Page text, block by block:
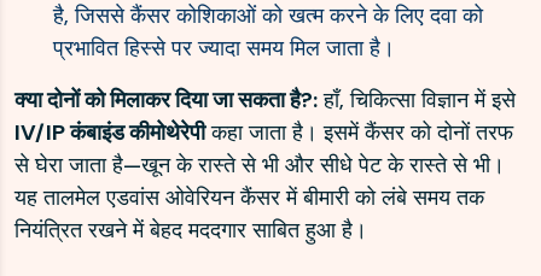
है, जिससे कैंसर कोशिकाओं को खत्म करने के लिए दवा को
प्रभावित हिस्से पर ज्यादा समय मिल जाता है।
क्या दोनों को मिलाकर दिया जा सकता है?:हाँ, चिकित्सा विज्ञान में इसे
IV/IP कंबाइंड कीमोथेरेपीकहा जाता है। इसमें कैंसर को दोनों तरफ
से घेरा जाता है—खून के रास्ते से भी और सीधे पेट के रास्ते से भी।
यह तालमेल एडवांस ओवेरियन कैंसर में बीमारी को लंबे समय तक
नियंत्रित रखने में बेहद मददगार साबित हुआ है।